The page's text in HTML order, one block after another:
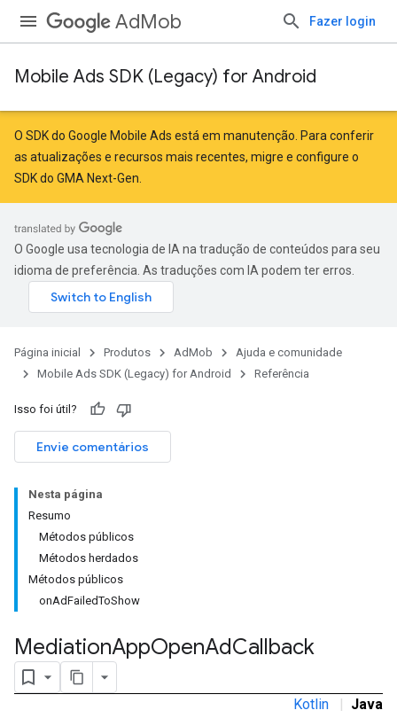
AdMob Fazer login
Mobile Ads SDK (Legacy) for Android
O SDK do Google Mobile Ads está em manutenção. Para conferir
as atualizações e recursos mais recentes, migre e configure o
SDK do GMA Next-Gen
O Google usa tecnologia de IA na tradução de conteúdos para seu
idioma de preferência. As traduções com IA podem ter erros.
Página inicial Produtos AdMob
Ajuda e comunidade
Mobile Ads SDK (Legacy) for Android
Referência
Isso foi útil?
Envie comentários
Nesta página
Resumo
Métodos públicos
Métodos herdados
Métodos públicos
onAdFailedToShow
MediationAppOpenAdCallback
Kotlin | Java